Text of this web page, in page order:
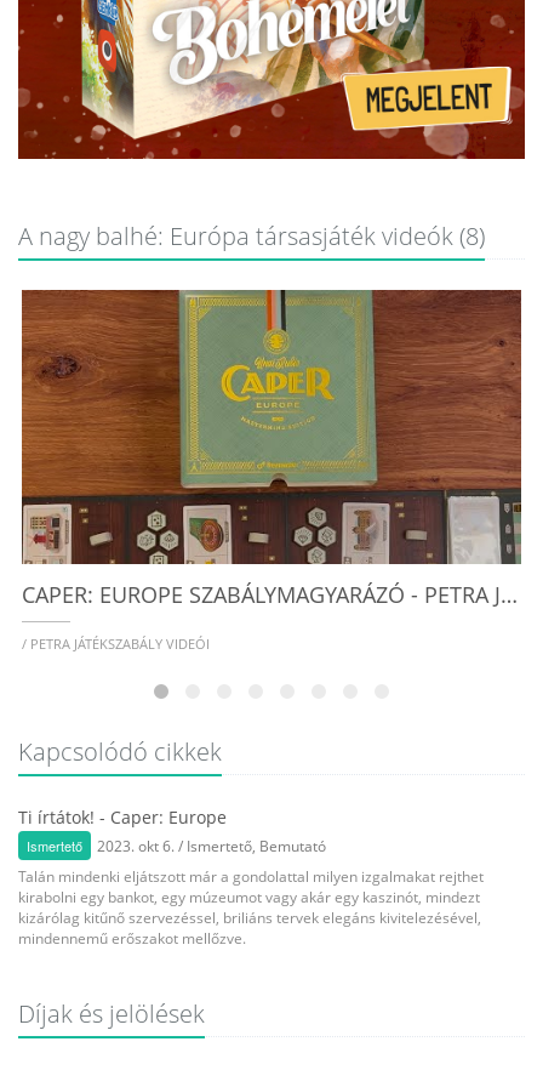
A nagy balhé: Európa társasjáték videók (8)
CAPER: EUROPE SZABÁLYMAGYARÁZÓ - PETRA JÁTÉKSZABÁLY VIDEÓI
/ PETRA JÁTÉKSZABÁLY VIDEÓI
Kapcsolódó cikkek
Ti írtátok! - Caper: Europe
Ismertető 2023. okt 6. / Ismertető, Bemutató
Talán mindenki eljátszott már a gondolattal milyen izgalmakat rejthet
kirabolni egy bankot, egy múzeumot vagy akár egy kaszinót, mindezt
kizárólag kitűnő szervezéssel, briliáns tervek elegáns kivitelezésével,
mindennemű erőszakot mellőzve.
Díjak és jelölések